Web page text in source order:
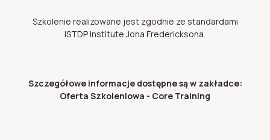
Szkolenie realizowane jest zgodnie ze standardami
ISTDP Institute Jona Fredericksona.
Szczegółowe informacje dostępne są w zakładce:
Oferta Szkoleniowa - Core Training